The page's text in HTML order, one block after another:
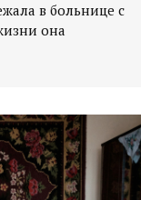
в больнице с
она